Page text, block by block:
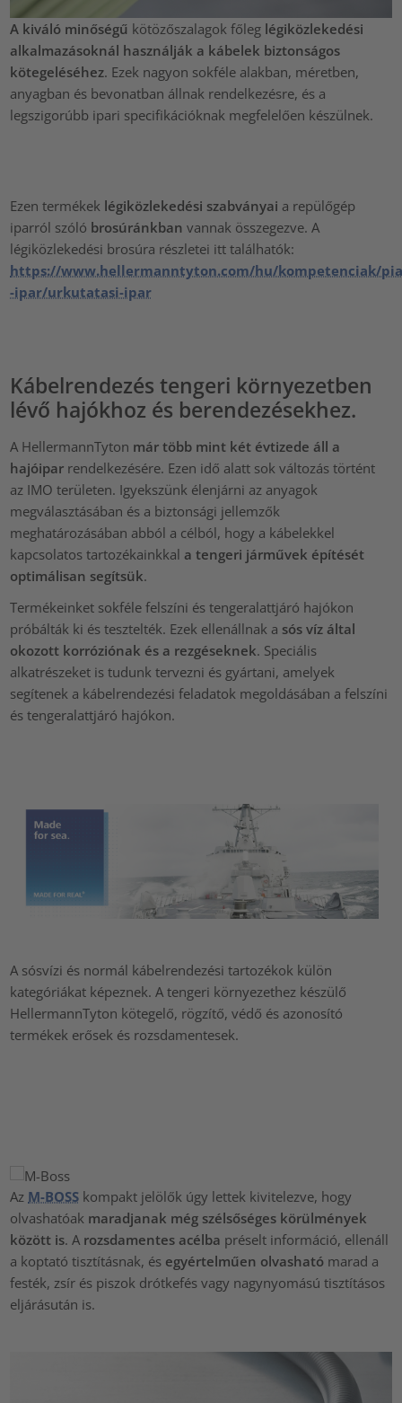
A kiváló minőségű kötözőszalagok főleg légiközlekedési
alkalmazásoknál használják a kábelek biztonságos
kötegeléséhez. Ezek nagyon sokféle alakban, méretben,
anyagban és bevonatban állnak rendelkezésre, és a
legszigorúbb ipari specifikációknak megfelelően készülnek.
Ezen termékek légiközlekedési szabványai a repülőgép
iparról szóló brosúránkban vannak összegezve. A
légiközlekedési brosúra részletei itt találhatók:
https://www.hellermanntyton.com/hu/kompetenciak/
-ipar/urkutatasi-ipar
Kábelrendezés tengeri környezetben
lévő hajókhoz és berendezésekhez.
A HellermannTyton már több mint két évtizede áll a
hajóipar rendelkezésére. Ezen idő alatt sok változás történt
az IMO területen. Igyekszünk élenjárni az anyagok
megválasztásában és a biztonsági jellemzők
meghatározásában abból a célból, hogy a kábelekkel
kapcsolatos tartozékainkkal a tengeri járművek építését
optimálisan segítsük.
Termékeinket sokféle felszíni és tengeralattjáró hajókon
próbálták ki és tesztelték. Ezek ellenállnak a sós víz által
okozott korróziónak és a rezgéseknek. Speciális
alkatrészeket is tudunk tervezni és gyártani, amelyek
segítenek a kábelrendezési feladatok megoldásában a felszíni
és tengeralattjáró hajókon.
A sósvízi és normál kábelrendezési tartozékok külön
kategóriákat képeznek. A tengeri környezethez készülő
HellermannTyton kötegelő, rögzítő, védő és azonosító
termékek erősek és rozsdamentesek.
Az M-BOSS kompakt jelölők úgy lettek kivitelezve, hogy
olvashatóak maradjanak még szélsőséges körülmények
között is. A rozsdamentes acélba préselt információ, ellenáll
a koptató tisztításnak, és egyértelműen olvasható marad a
festék, zsír és piszok drótkefés vagy nagynyomású tisztításos
eljárásután is.